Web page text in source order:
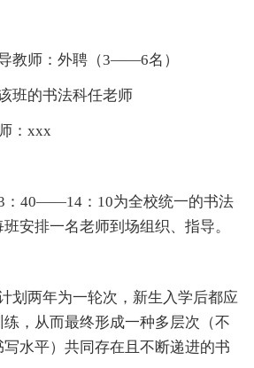
师：外聘（3——6名）
的书法科任老师
：xxx
40——14：10为全校统一的书法
安排一名老师到场组织、指导。
两年为一轮次，新生入学后都应
，从而最终形成一种多层次（不
水平）共同存在且不断递进的书